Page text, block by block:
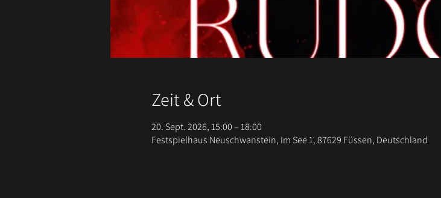
Zeit & Ort
20. Sept. 2026, 15:00 – 18:00
Festspielhaus Neuschwanstein, Im See 1, 87629 Füssen, Deutschland